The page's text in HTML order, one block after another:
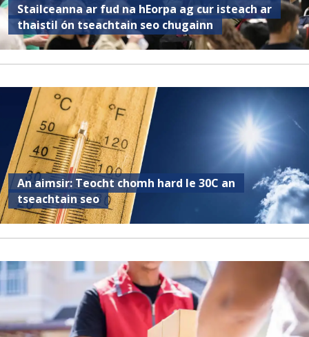
Stailceanna ar fud na hEorpa ag cur isteach ar
thaistil ón tseachtain seo chugainn
An aimsir: Teocht chomh hard le 30C an
tseachtain seo